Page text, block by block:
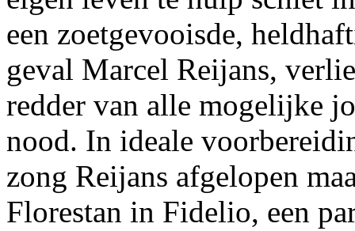
een zoetgevooisde,
geval Marcel Reijans,
redder van alle mogelijke
nood. In ideale
zong Reijans afgelopen
Florestan in Fidelio, een